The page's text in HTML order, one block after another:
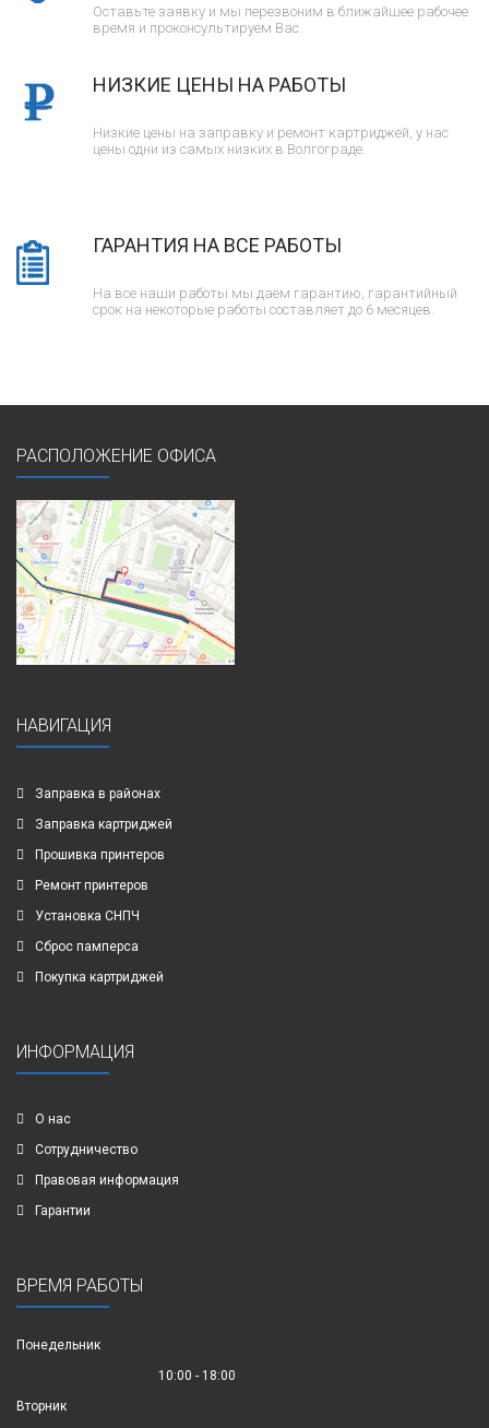
Оставьте заявку и мы перезвоним в ближайшее рабочее
время и проконсультируем Вас.
НИЗКИЕ ЦЕНЫ НА РАБОТЫ
Низкие цены на заправку и ремонт картриджей, у нас
цены одни из самых низких в Волгограде.
ГАРАНТИЯ НА ВСЕ РАБОТЫ
На все наши работы мы даем гарантию, гарантийный
срок на некоторые работы составляет до 6 месяцев.
РАСПОЛОЖЕНИЕ ОФИСА
НАВИГАЦИЯ
Заправка в районах
Заправка картриджей
Прошивка принтеров
Ремонт принтеров
Установка СНПЧ
Сброс памперса
Покупка картриджей
ИНФОРМАЦИЯ
О нас
Сотрудничество
Правовая информация
Гарантии
ВРЕМЯ РАБОТЫ
Понедельник
10:00 - 18:00
Вторник